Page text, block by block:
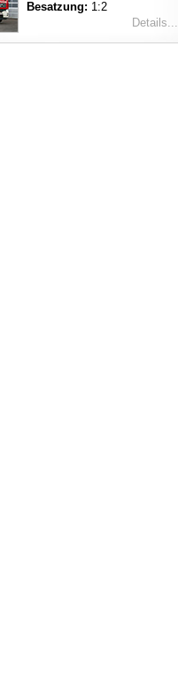
Besatzung: 1:2
Details...